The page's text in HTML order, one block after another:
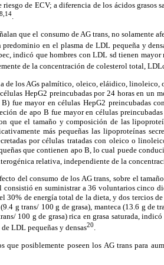
riesgo de ECV; a diferencia de los ácidos
8,14.
que el consumo de AG trans, no solamente
predominio en el plasma de LDL pequeña y
indicó que hombres con LDL sd tienen
de la concentración de colesterol total,
de los AGs palmítico, oleico, eláidico, linoleico,
HepG2 preincubadas por 24 horas en un
fue mayor en células HepG2 preincubadas
de apo B fue mayor en células
que el tamaño y composición de las
más pequeñas las lipoproteínas
por células tratadas con oleico o
que contienen apo B, lo cual puede
relativa, independiente de la
del consumo de los AG trans, sobre el
en suministrar a 36 voluntarios cinco
30% de energía total de la dieta, y dos tercios
g trans/ 100 g de grasa), manteca (13.6 g de
100 g de grasa) rica en grasa saturada,
LDL pequeñas y densas20.
que posiblemente poseen los AG trans para